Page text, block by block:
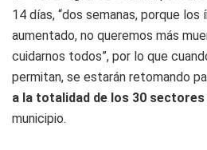
14 días, “dos semanas, porque
aumentado, no queremos más
cuidarnos todos”, por lo que
permitan, se estarán retomando
a la totalidad de los 30 sectores
municipio.